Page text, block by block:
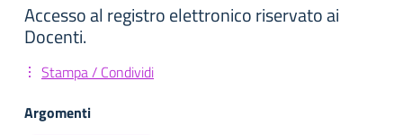
Accesso al registro elettronico riservato ai
Docenti.
Stampa / Condividi
Argomenti